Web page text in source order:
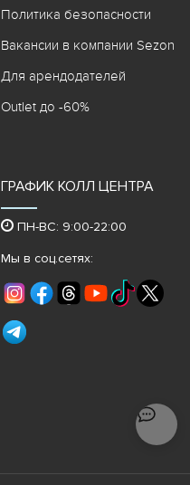
Политика безопасности
Вакансии в компании Sezon
Для арендодателей
Outlet до -60%
ГРАФИК КОЛЛ ЦЕНТРА
ПН-ВС: 9:00-22:00
Мы в соц.сетях: